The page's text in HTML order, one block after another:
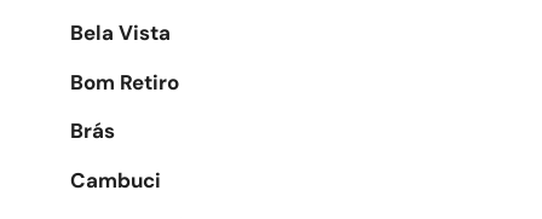
Bela Vista
Bom Retiro
Brás
Cambuci